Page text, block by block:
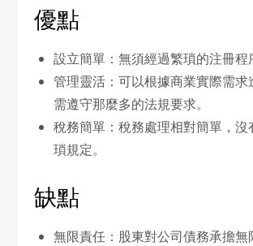
優點
設立簡單：無須經過繁瑣的注冊程
管理靈活：可以根據商業實際需求
需遵守那麼多的法規要求。
稅務簡單：稅務處理相對簡單，沒
瑣規定。
缺點
無限責任：股東對公司債務承擔無